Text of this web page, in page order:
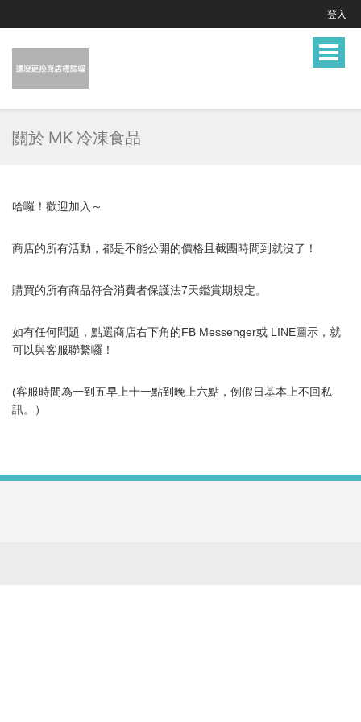
登入
Toggle
關於 MK 冷凍食品
哈囉！歡迎加入～
商店的所有活動，都是不能公開的價格且截團時間到就沒了！
購買的所有商品符合消費者保護法7天鑑賞期規定。
如有任何問題，點選商店右下角的FB Messenger或 LINE圖示，就
可以與客服聯繫囉！
(客服時間為一到五早上十一點到晚上六點，例假日基本上不回私
訊。）